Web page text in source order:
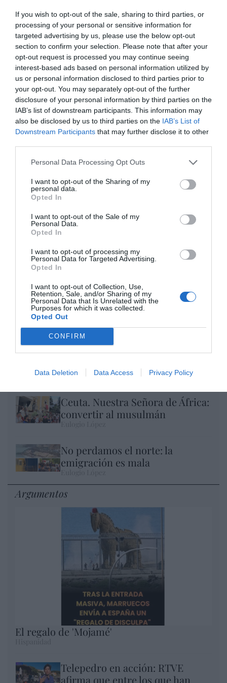
If you wish to opt-out of the sale, sharing to third parties, or
processing of your personal or sensitive information for
targeted advertising by us, please use the below opt-out
section to confirm your selection. Please note that after your
opt-out request is processed you may continue seeing
interest-based ads based on personal information utilized by
us or personal information disclosed to third parties prior to
your opt-out. You may separately opt-out of the further
disclosure of your personal information by third parties on the
IAB’s list of downstream participants. This information may
also be disclosed by us to third parties on the IAB’s List of
Downstream Participants that may further disclose it to other
Personal Data Processing Opt Outs
I want to opt-out of the Sharing of my
personal data.
Opted In
I want to opt-out of the Sale of my
Personal Data.
Opted In
I want to opt-out of processing my
Personal Data for Targeted Advertising.
Opted In
I want to opt-out of Collection, Use,
Retention, Sale, and/or Sharing of my
Personal Data that Is Unrelated with the
Purposes for which it was collected.
Opted Out
CONFIRM
Data Deletion Data Access Privacy Policy
por Hispanidad
Artículos anteriores
DIARIO DE LA CORRUPCIÓN SANCHISTA
Diario de la corrupción sanchista. La
Audiencia Nacional prorroga seis meses la
investigación del caso Koldo, ante el
ingente material incautado por la UCO
Opinión
Enormes minucias
por Eulogio López
El IBEX 35 cerró la sesión del miércoles en
los 20.057 puntos, un nuevo récord
Eulogio López
Ceuta. Nuestra Señora de África:
convertir al musulmán
No perdamos el norte: la
emigración es mala
Argumentos
El regalo de 'Mojamé'
Telepedro en acción: RTVE
afirma que entre los que han